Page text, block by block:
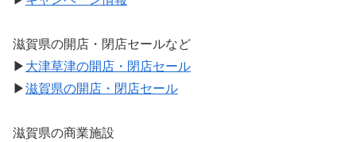
滋賀県の開店・閉店セールなど
▶ 大津草津の開店・閉店セール
▶滋賀県の開店・閉店セール
滋賀県の商業施設